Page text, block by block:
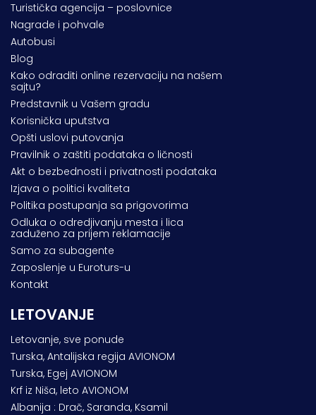
Turistička agencija – poslovnice
Nagrade i pohvale
Autobusi
Blog
Kako odraditi online rezervaciju na našem
sajtu?
Predstavnik u Vašem gradu
Korisnička uputstva
Opšti uslovi putovanja
Pravilnik o zaštiti podataka o ličnosti
Akt o bezbednosti i privatnosti podataka
Izjava o politici kvaliteta
Politika postupanja sa prigovorima
Odluka o odredjivanju mesta i lica
zaduženo za prijem reklamacije
Samo za subagente
Zaposlenje u Euroturs-u
Kontakt
LETOVANJE
Letovanje, sve ponude
Turska, Antalijska regija AVIONOM
Turska, Egej AVIONOM
Krf iz Niša, leto AVIONOM
Albanija : Drač, Saranda, Ksamil